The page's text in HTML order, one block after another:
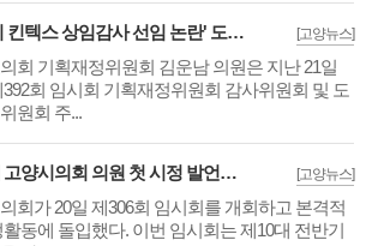
[고양뉴스]
'고양시 킨텍스 상임감사 선임 논란' 도의회 진출 김운남 의원, 경기도 감사 촉구
회 기획재정위원회 김운남 의원은 지난 21일
392회 임시회 기획재정위원회 감사위원회 및 도
원회 주...
[고양뉴스]
제10대 고양시의회 의원 첫 시정 발언은 지역구 현안 '교통·주거 등 대책 요구'
회가 20일 제306회 임시회를 개회하고 본격적
활동에 돌입했다. 이번 임시회는 제10대 전반기